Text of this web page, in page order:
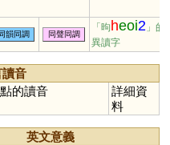
同韻同調 同聲同調
「昫 heoi2 」的
異讀字
音
的讀音
詳細資
料
英文意義